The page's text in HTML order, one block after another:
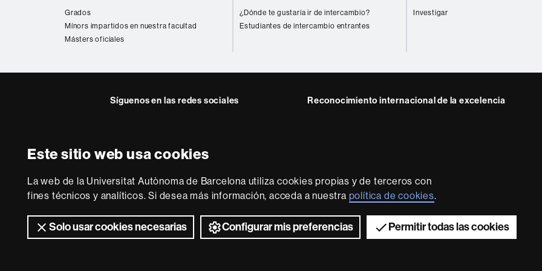
Este sitio web usa cookies
La web de la Universitat Autònoma de Barcelona utiliza cookies propias y de terceros con
fines técnicos y analíticos. Si desea más información, acceda a nuestra política de cookies.
Solo usar cookies necesarias Configurar mis preferencias Permitir todas las cookies
Grados
Mínors impartidos en nuestra facultad
Másters oficiales
¿Dónde te gustaría ir de intercambio?
Estudiantes de intercambio entrantes
Investigar
Síguenos en las redes sociales Reconocimiento internacional de la excelencia
Euraxess
Sobre
esta
web
Aviso legal Protección de datos Sobre el web Accesibilidad web
2026 Universitat Autònoma de Barcelona